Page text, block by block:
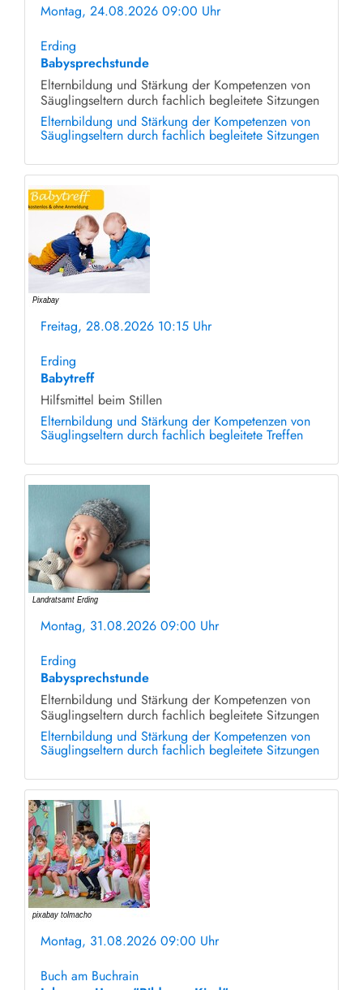
Montag, 24.08.2026 09:00 Uhr
Erding
Babysprechstunde
Elternbildung und Stärkung der Kompetenzen von
Säuglingseltern durch fachlich begleitete Sitzungen
Elternbildung und Stärkung der Kompetenzen von
Säuglingseltern durch fachlich begleitete Sitzungen
Freitag, 28.08.2026 10:15 Uhr
Erding
Babytreff
Hilfsmittel beim Stillen
Elternbildung und Stärkung der Kompetenzen von
Säuglingseltern durch fachlich begleitete Treffen
Montag, 31.08.2026 09:00 Uhr
Erding
Babysprechstunde
Elternbildung und Stärkung der Kompetenzen von
Säuglingseltern durch fachlich begleitete Sitzungen
Elternbildung und Stärkung der Kompetenzen von
Säuglingseltern durch fachlich begleitete Sitzungen
Montag, 31.08.2026 09:00 Uhr
Buch am Buchrain